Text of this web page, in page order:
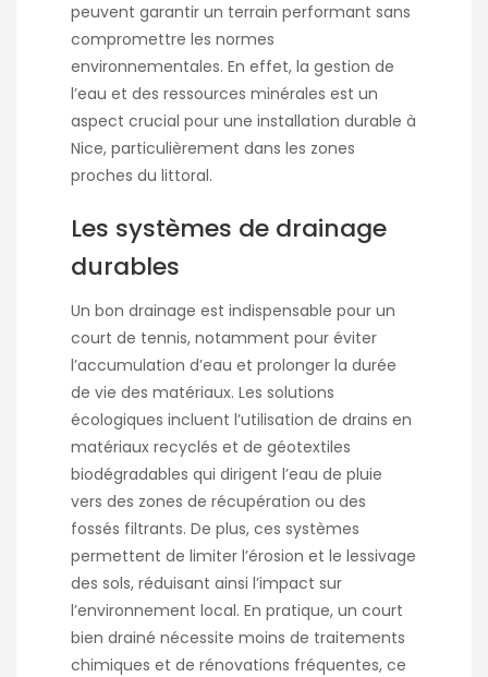
peuvent garantir un terrain performant sans
compromettre les normes
environnementales. En effet, la gestion de
l’eau et des ressources minérales est un
aspect crucial pour une installation durable à
Nice, particulièrement dans les zones
proches du littoral.
Les systèmes de drainage
durables
Un bon drainage est indispensable pour un
court de tennis, notamment pour éviter
l’accumulation d’eau et prolonger la durée
de vie des matériaux. Les solutions
écologiques incluent l’utilisation de drains en
matériaux recyclés et de géotextiles
biodégradables qui dirigent l’eau de pluie
vers des zones de récupération ou des
fossés filtrants. De plus, ces systèmes
permettent de limiter l’érosion et le lessivage
des sols, réduisant ainsi l’impact sur
l’environnement local. En pratique, un court
bien drainé nécessite moins de traitements
chimiques et de rénovations fréquentes, ce